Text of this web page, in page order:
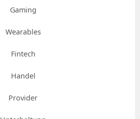
Gaming
Wearables
Fintech
Handel
Provider